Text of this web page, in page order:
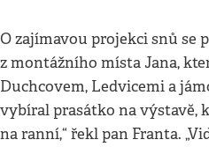
O zajímavou projekci snů se
z montážního místa Jana,
Duchcovem, Ledvicemi a
vybíral prasátko na výstavě,
na ranní,“ řekl pan Franta.